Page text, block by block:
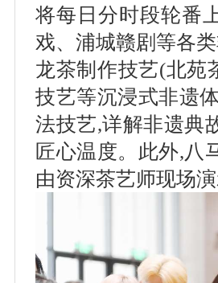
将每日分时段轮番
戏、浦城赣剧等各
龙茶制作技艺(北苑
技艺等沉浸式非遗
法技艺,详解非遗典
匠心温度。此外,八
由资深茶艺师现场